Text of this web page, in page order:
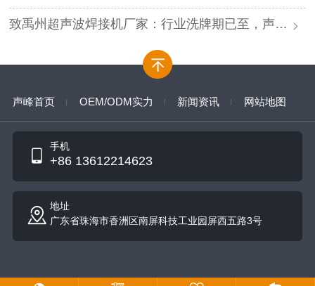
致禹州超声波焊接机厂家：行业洗牌期已至，声峰源头工厂邀您抱团取暖
声峰首页 OEM/ODM实力 新闻资讯 网站地图
手机
+86 13612214623
地址
广东省珠海市香洲区南屏科技工业园屏西五路3号